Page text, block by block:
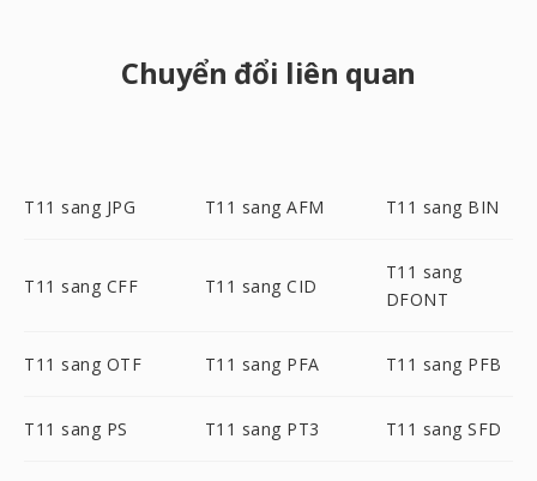
Chuyển đổi liên quan
T11 sang JPG T11 sang AFM T11 sang BIN
T11 sang CFF T11 sang CID
T11 sang
DFONT
T11 sang OTF T11 sang PFA T11 sang PFB
T11 sang PS T11 sang PT3 T11 sang SFD